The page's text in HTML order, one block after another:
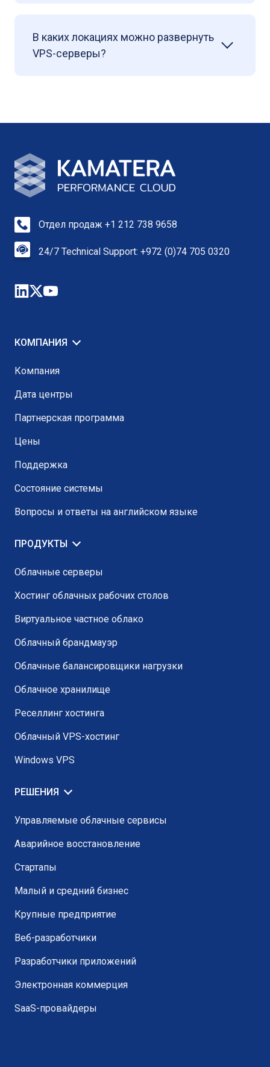
В каких локациях можно развернуть
VPS-серверы?
Отдел продаж +1 212 738 9658
24/7 Technical Support: +972 (0)74 705 0320
КОМПАНИЯ
Компания
Дата центры
Партнерская программа
Цены
Поддержка
Состояние системы
Вопросы и ответы на английском языке
ПРОДУКТЫ
Облачные серверы
Хостинг облачных рабочих столов
Виртуальное частное облако
Облачный брандмауэр
Облачные балансировщики нагрузки
Облачное хранилище
Реселлинг хостинга
Облачный VPS-хостинг
Windows VPS
РЕШЕНИЯ
Управляемые облачные сервисы
Аварийное восстановление
Стартапы
Малый и средний бизнес
Крупные предприятие
Веб-разработчики
Разработчики приложений
Электронная коммерция
SaaS-провайдеры